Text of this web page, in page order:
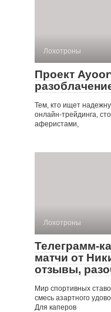
Лохотроны
Проект
Тем, кто ищет
онлайн-трейдинга,
аферистами,
Лохотроны
Телеграмм-
матчи от
отзывы,
Мир спортивных
смесь азартного
Для каперов